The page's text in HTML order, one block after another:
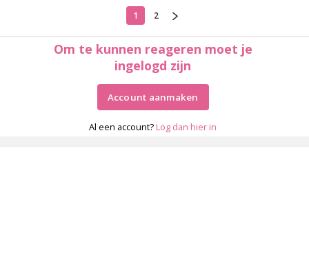
1 2
Om te kunnen reageren moet je
ingelogd zijn
Account aanmaken
Al een account? Log dan hier in